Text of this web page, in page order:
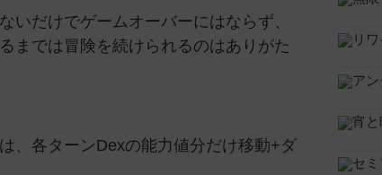
いだけでゲームオーバーにはならず、
までは冒険を続けられるのはありがた
、各ターンDexの能力値分だけ移動+ダ